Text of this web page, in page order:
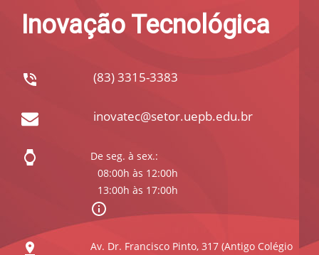
Inovação Tecnológica
(83) 3315-3383
inovatec@setor.uepb.edu.br
De seg. à sex.:
08:00h às 12:00h
13:00h às 17:00h
Av. Dr. Francisco Pinto, 317 (Antigo Colégio